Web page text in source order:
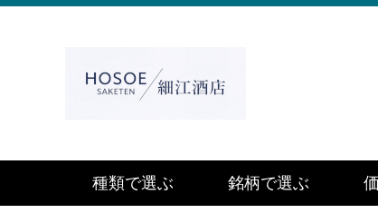
種類で選ぶ 銘柄で選ぶ